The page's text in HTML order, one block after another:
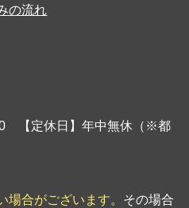
の流れ
【定休日】年中無休（※都
場合がございます。 その場合